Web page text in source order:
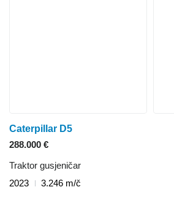
Caterpillar D5
288.000 €
Traktor gusjeničar
2023
3.246 m/č